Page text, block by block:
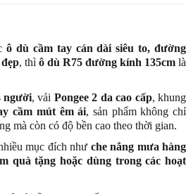
ô dù cầm tay cán dài siêu to, đường
, thì ô dù R75 đường kính 135cm là
người, vải Pongee 2 da cao cấp, khung
cầm mút êm ái, sản phẩm không chỉ
mà còn có độ bền cao theo thời gian.
mục đích như che nắng mưa hàng
quà tặng hoặc dùng trong các hoạt